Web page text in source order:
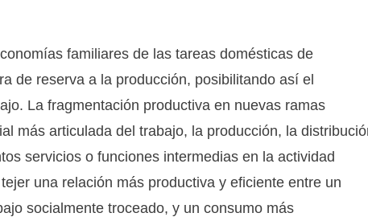
familiares de las tareas domésticas de
de reserva a la producción, posibilitando así el
La fragmentación productiva en nuevas ramas
más articulada del trabajo, la producción, la
servicios o funciones intermedias en la actividad
una relación más productiva y eficiente entre un
socialmente troceado, y un consumo más